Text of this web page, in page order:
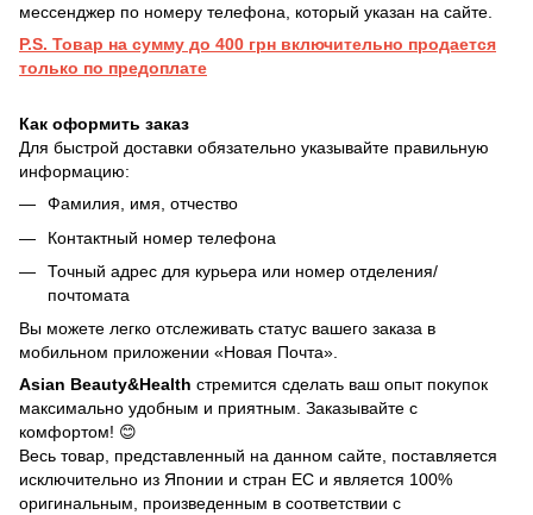
мессенджер по номеру телефона, который указан на сайте.
P.S. Товар на сумму до 400 грн включительно продается
только по предоплате
Как оформить заказ
Для быстрой доставки обязательно указывайте правильную
информацию:
Фамилия, имя, отчество
Контактный номер телефона
Точный адрес для курьера или номер отделения/
почтомата
Вы можете легко отслеживать статус вашего заказа в
мобильном приложении «Новая Почта».
Asian Beauty&Health стремится сделать ваш опыт покупок
максимально удобным и приятным. Заказывайте с
комфортом! 😊
Весь товар, представленный на данном сайте, поставляется
исключительно из Японии и стран ЕС и является 100%
оригинальным, произведенным в соответствии с